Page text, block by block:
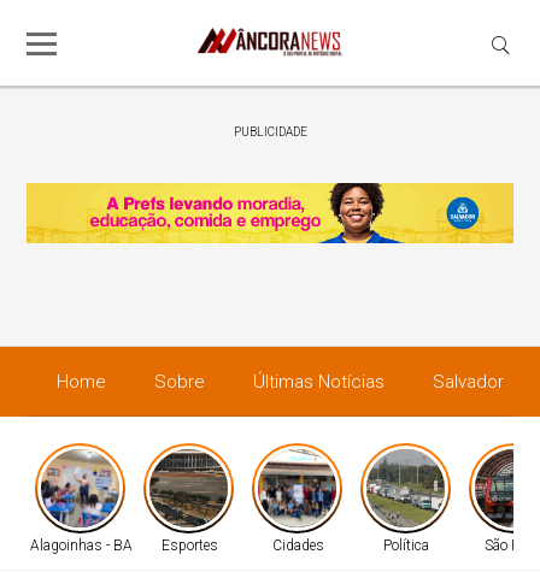
PUBLICIDADE
Home Sobre Últimas Notícias Salvador
Alagoinhas - BA Esportes Cidades Política São